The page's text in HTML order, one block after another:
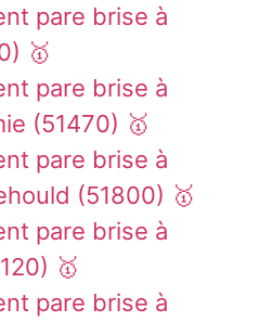
pare brise à
🥇
pare brise à
(51470) 🥇
pare brise à
(51800) 🥇
pare brise à
🥇
pare brise à